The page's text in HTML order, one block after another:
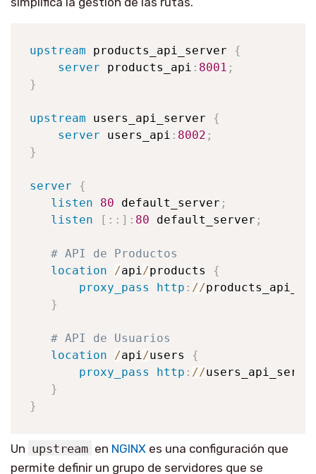
upstream products_api_server {
server products_api : 8001 ;
}
upstream users_api_server {
server users_api : 8002 ;
}
server
{
listen
80 default_server ;
listen
[ : : ] : 80 default_server ;
# API de Productos
location
/api/products {
proxy_pass
http : //
}
# API de Usuarios
location
/api/users {
proxy_pass
http : //
}
}
Un upstream en NGINX es una configuración que
permite definir un grupo de servidores que se